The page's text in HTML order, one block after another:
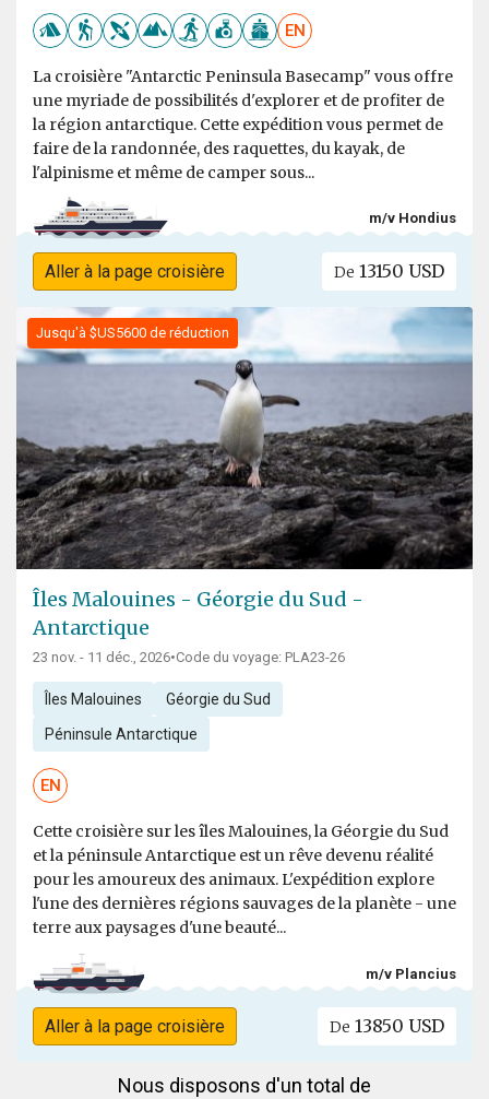
EN
La croisière "Antarctic Peninsula Basecamp" vous offre
une myriade de possibilités d'explorer et de profiter de
la région antarctique. Cette expédition vous permet de
faire de la randonnée, des raquettes, du kayak, de
l'alpinisme et même de camper sous...
m/v Hondius
Aller à la page croisière De 13150 USD
Jusqu'à $US5600 de réduction
Îles Malouines - Géorgie du Sud -
Antarctique
23 nov. - 11 déc., 2026•Code du voyage: PLA23-26
Îles Malouines Géorgie du Sud
Péninsule Antarctique
EN
Cette croisière sur les îles Malouines, la Géorgie du Sud
et la péninsule Antarctique est un rêve devenu réalité
pour les amoureux des animaux. L'expédition explore
l'une des dernières régions sauvages de la planète - une
terre aux paysages d'une beauté...
m/v Plancius
Aller à la page croisière De 13850 USD
Nous disposons d'un total de